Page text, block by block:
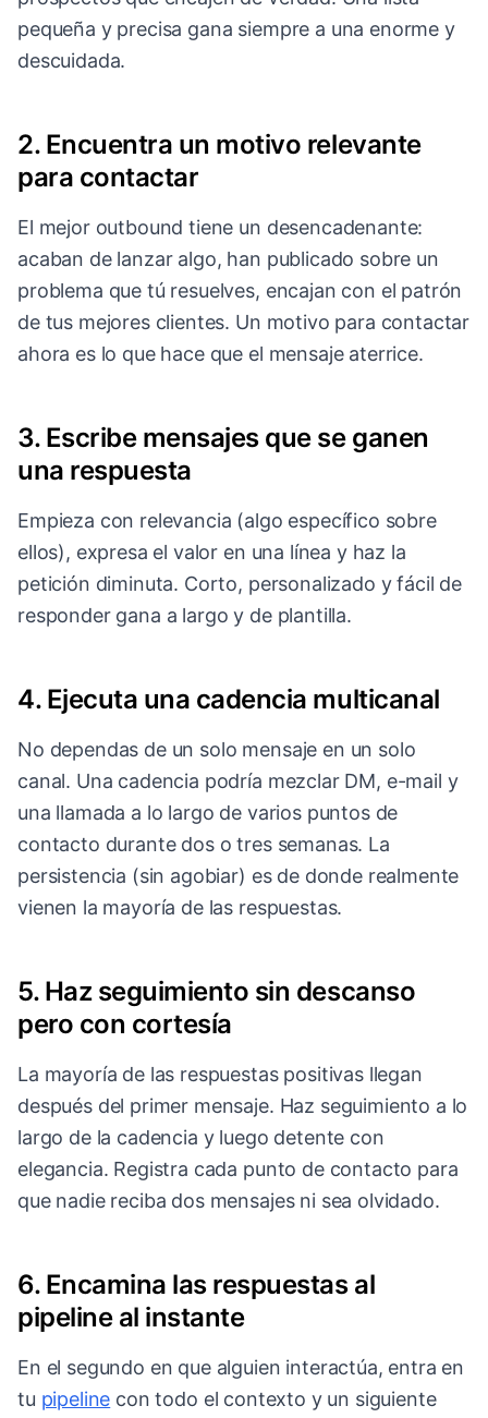
pequeña y precisa gana siempre a una enorme y
descuidada.
2. Encuentra un motivo relevante
para contactar
El mejor outbound tiene un desencadenante:
acaban de lanzar algo, han publicado sobre un
problema que tú resuelves, encajan con el patrón
de tus mejores clientes. Un motivo para contactar
ahora es lo que hace que el mensaje aterrice.
3. Escribe mensajes que se ganen
una respuesta
Empieza con relevancia (algo específico sobre
ellos), expresa el valor en una línea y haz la
petición diminuta. Corto, personalizado y fácil de
responder gana a largo y de plantilla.
4. Ejecuta una cadencia multicanal
No dependas de un solo mensaje en un solo
canal. Una cadencia podría mezclar DM, e-mail y
una llamada a lo largo de varios puntos de
contacto durante dos o tres semanas. La
persistencia (sin agobiar) es de donde realmente
vienen la mayoría de las respuestas.
5. Haz seguimiento sin descanso
pero con cortesía
La mayoría de las respuestas positivas llegan
después del primer mensaje. Haz seguimiento a lo
largo de la cadencia y luego detente con
elegancia. Registra cada punto de contacto para
que nadie reciba dos mensajes ni sea olvidado.
6. Encamina las respuestas al
pipeline al instante
En el segundo en que alguien interactúa, entra en
tu pipeline con todo el contexto y un siguiente